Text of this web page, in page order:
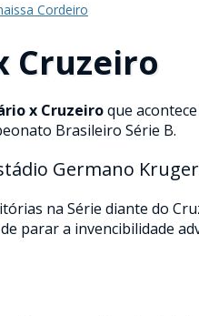
Cordeiro
Cruzeiro
x Cruzeiroque
Brasileiro Série B.
Germano Kruger
na Série diante do
parar a invencibilidade